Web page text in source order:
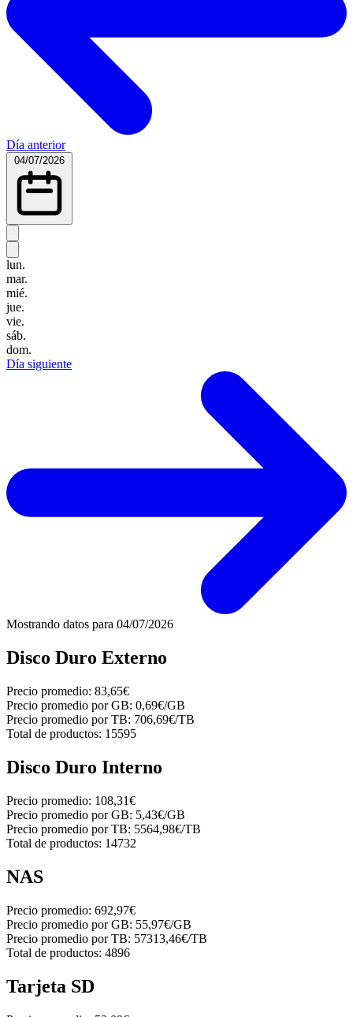
Día anterior
04/07/2026
lun.
mar.
mié.
jue.
vie.
sáb.
dom.
Día siguiente
Mostrando datos para 04/07/2026
Disco Duro Externo
Precio promedio: 83,65€
Precio promedio por GB: 0,69€/GB
Precio promedio por TB: 706,69€/TB
Total de productos: 15595
Disco Duro Interno
Precio promedio: 108,31€
Precio promedio por GB: 5,43€/GB
Precio promedio por TB: 5564,98€/TB
Total de productos: 14732
NAS
Precio promedio: 692,97€
Precio promedio por GB: 55,97€/GB
Precio promedio por TB: 57313,46€/TB
Total de productos: 4896
Tarjeta SD